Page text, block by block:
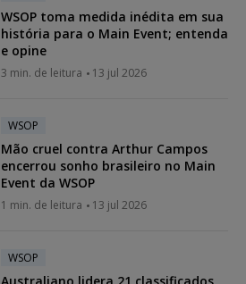
WSOP toma medida inédita em sua
história para o Main Event; entenda
e opine
3 min. de leitura 13 jul 2026
WSOP
Mão cruel contra Arthur Campos
encerrou sonho brasileiro no Main
Event da WSOP
1 min. de leitura 13 jul 2026
WSOP